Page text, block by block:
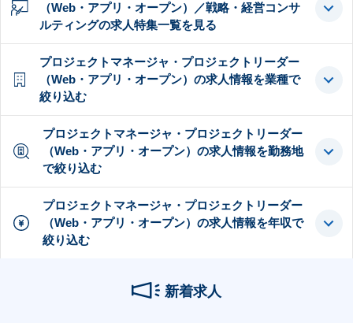
（Web・アプリ・オープン）／戦略・経営コンサ
ルティングの求人特集一覧を見る
プロジェクトマネージャ・プロジェクトリーダー
（Web・アプリ・オープン）の求人情報を業種で
絞り込む
プロジェクトマネージャ・プロジェクトリーダー
（Web・アプリ・オープン）の求人情報を勤務地
で絞り込む
プロジェクトマネージャ・プロジェクトリーダー
（Web・アプリ・オープン）の求人情報を年収で
絞り込む
新着求人